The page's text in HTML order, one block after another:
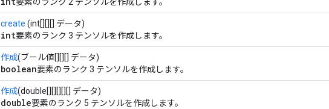
create (int[][][] データ)
int要素のランク 3 テンソルを作成します。
作成(ブール値[][][] データ)
boolean要素のランク 3 テンソルを作成します。
作成(double[][][][][] データ)
double要素のランク 5 テンソルを作成します。